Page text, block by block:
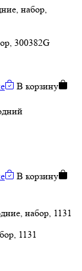
300382G
В корзину
В корзину
1131